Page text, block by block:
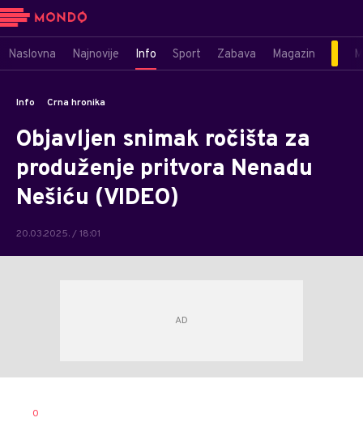
Naslovna Najnovije Info Sport Zabava Magazin
Info Crna hronika
Objavljen snimak ročišta za
produženje pritvora Nenadu
Nešiću (VIDEO)
20.03.2025. / 18:01
AUTOR
0